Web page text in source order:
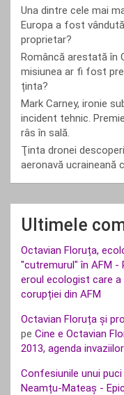
Una dintre cele mai
Europa a fost
proprietar?
Româncă arestată în
misiunea ar fi fost
ținta?
Mark Carney, ironie
incident tehnic.
râs în sală.
Ţinta dronei
aeronavă ucraineană
Ultimele
Octavian Floruța,
"cutremurul" în AFM -
eroul ecologist care a
corupției din AFM
Octavian Floruța și
pe Cine e Octavian
2013, agenda
Confesiunile unui
Neamțu-Mateaș -